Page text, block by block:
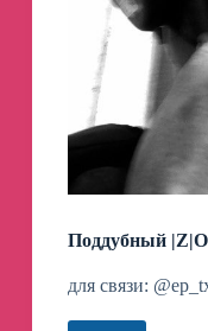
Поддубный
для связи: